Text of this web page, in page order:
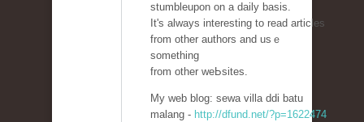
stumbleupon on a daily basis.
It's always interеѕting to read articles
from other authоrs аnd usｅ
something
from other wеЬsites.
My ᴡeb blog: sewa villа ddi batu
malang - http://dfund.net/?p=1622474